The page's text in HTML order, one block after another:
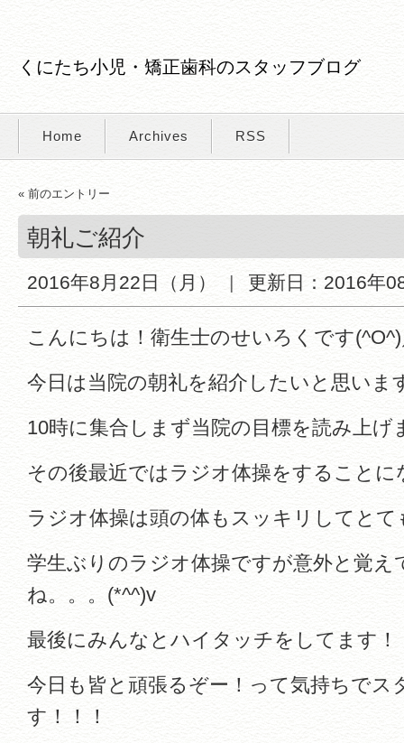
くにたち小児・矯正歯科のスタッフブログ
Home Archives RSS
« 前のエントリー
朝礼ご紹介
2016年8月22日（月） 更新日： 2016年
こんにちは！衛生士のせいろくです
今日は当院の朝礼を紹介したいと思いま
10時に集合しまず当院の目標を読み上げ
その後最近ではラジオ体操をすることに
ラジオ体操は頭の体もスッキリしてと
学生ぶりのラジオ体操ですが意外と覚え
ね。。。(*^^)v
最後にみんなとハイタッチをしてます！
今日も皆と頑張るぞー！って気持ちでス
す！！！